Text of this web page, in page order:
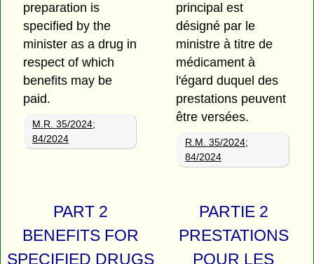
preparation is
specified by the
minister as a drug in
respect of which
benefits may be
paid.
M.R. 35/2024;
84/2024
principal est
désigné par le
ministre à titre de
médicament à
l'égard duquel des
prestations peuvent
être versées.
R.M. 35/2024;
84/2024
PART 2
BENEFITS FOR
SPECIFIED DRUGS
PARTIE 2
PRESTATIONS
POUR LES